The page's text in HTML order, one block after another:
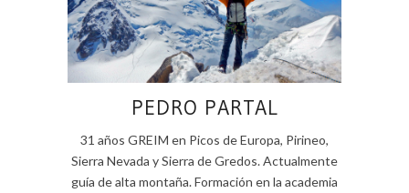
PEDRO PARTAL
31 años GREIM en Picos de Europa, Pirineo,
Sierra Nevada y Sierra de Gredos. Actualmente
guía de alta montaña. Formación en la academia